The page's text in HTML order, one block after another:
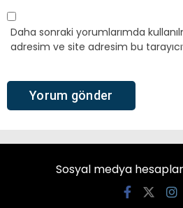
Daha sonraki yorumlarımda
adresim ve site adresim bu
Sosyal medya